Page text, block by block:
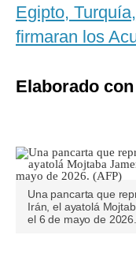
Egipto,
firmaran los
Elaborado
Una pancarta que
Irán, el ayatolá
el 6 de mayo de